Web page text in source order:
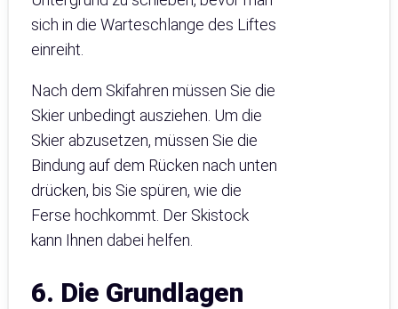
sich in die Warteschlange des Liftes
einreiht.
Nach dem Skifahren müssen Sie die
Skier unbedingt ausziehen. Um die
Skier abzusetzen, müssen Sie die
Bindung auf dem Rücken nach unten
drücken, bis Sie spüren, wie die
Ferse hochkommt. Der Skistock
kann Ihnen dabei helfen.
6. Die Grundlagen